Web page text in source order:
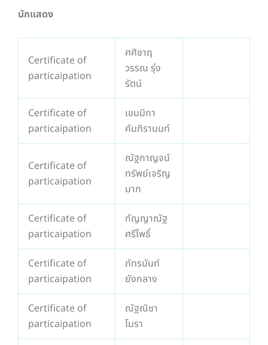
นักแสดง
Certificate of
particaipation
ศศิชาฤ
วรรณ รุ่ง
รัตน์
Certificate of
particaipation
เขมมิกา
คัมภิรานนท์
Certificate of
particaipation
ณัฐกาญจน์
ทรัพย์เจริญ
มาก
Certificate of
particaipation
กัญญาณัฐ
ศรีโพธิ์
Certificate of
particaipation
ภัทรนันท์
ยังกลาง
Certificate of
particaipation
ณัฐณิชา
โมรา